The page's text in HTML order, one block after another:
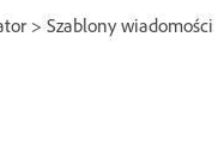
> Szablony wiadomości